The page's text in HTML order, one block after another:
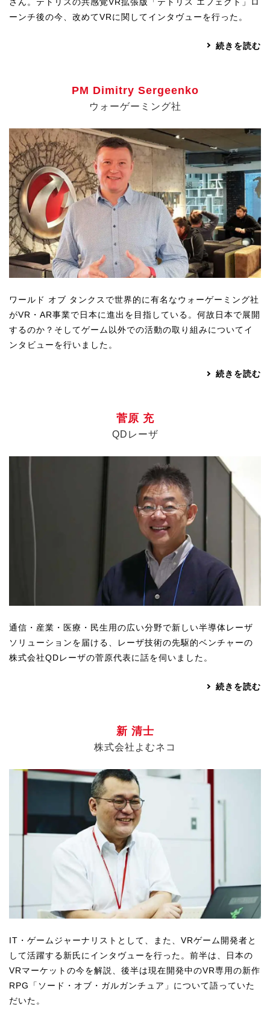
ーンチ後の今、改めてVRに関してインタヴューを行った。
続きを読む
PM Dimitry Sergeenko
ウォーゲーミング社
ワールド オブ タンクスで世界的に有名なウォーゲーミング社
がVR・AR事業で日本に進出を目指している。何故日本で展開
するのか？そしてゲーム以外での活動の取り組みについてイ
ンタビューを行いました。
続きを読む
菅原 充
QDレーザ
通信・産業・医療・民生用の広い分野で新しい半導体レーザ
ソリューションを届ける、レーザ技術の先駆的ベンチャーの
株式会社QDレーザの菅原代表に話を伺いました。
続きを読む
新 清士
株式会社よむネコ
IT・ゲームジャーナリストとして、また、VRゲーム開発者と
して活躍する新氏にインタヴューを行った。前半は、日本の
VRマーケットの今を解説、後半は現在開発中のVR専用の新作
RPG「ソード・オブ・ガルガンチュア」について語っていた
だいた。